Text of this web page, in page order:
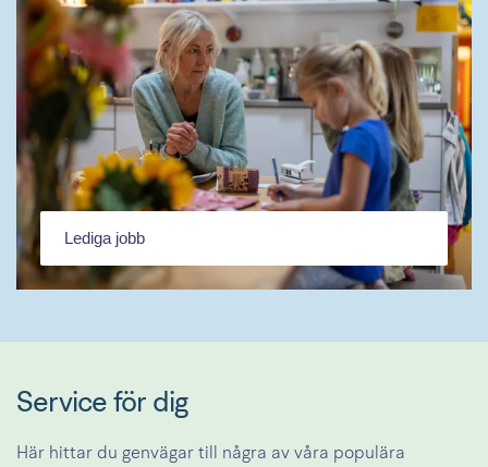
Lediga jobb
Service för dig
Här hittar du genvägar till några av våra populära